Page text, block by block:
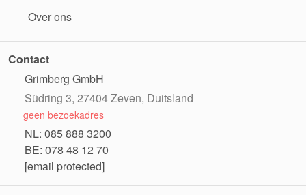
Over ons
Contact
Grimberg GmbH
Südring 3, 27404 Zeven, Duitsland
geen bezoekadres
NL: 085 888 3200
BE: 078 48 12 70
[email protected]